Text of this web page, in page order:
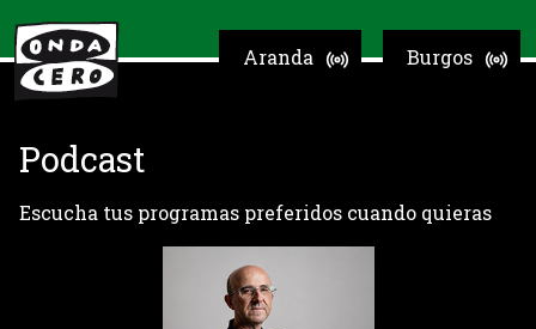
Burgos
Aranda
Podcast
Escucha tus programas preferidos cuando quieras